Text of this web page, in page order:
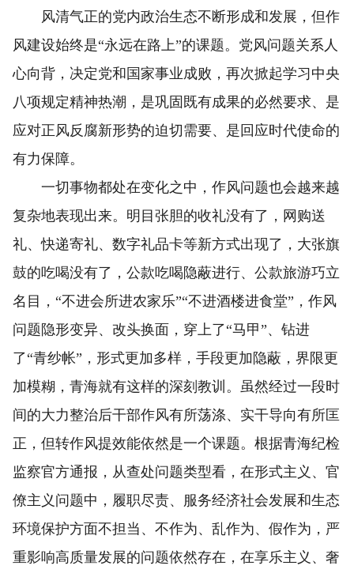
风清气正的党内政治生态不断形成和发展，但作
风建设始终是“永远在路上”的课题。党风问题关系人
心向背，决定党和国家事业成败，再次掀起学习中央
八项规定精神热潮，是巩固既有成果的必然要求、是
应对正风反腐新形势的迫切需要、是回应时代使命的
有力保障。
一切事物都处在变化之中，作风问题也会越来越
复杂地表现出来。明目张胆的收礼没有了，网购送
礼、快递寄礼、数字礼品卡等新方式出现了，大张旗
鼓的吃喝没有了，公款吃喝隐蔽进行、公款旅游巧立
名目，“不进会所进农家乐”“不进酒楼进食堂”，作风
问题隐形变异、改头换面，穿上了“马甲”、钻进
了“青纱帐”，形式更加多样，手段更加隐蔽，界限更
加模糊，青海就有这样的深刻教训。虽然经过一段时
间的大力整治后干部作风有所荡涤、实干导向有所匡
正，但转作风提效能依然是一个课题。根据青海纪检
监察官方通报，从查处问题类型看，在形式主义、官
僚主义问题中，履职尽责、服务经济社会发展和生态
环境保护方面不担当、不作为、乱作为、假作为，严
重影响高质量发展的问题依然存在，在享乐主义、奢